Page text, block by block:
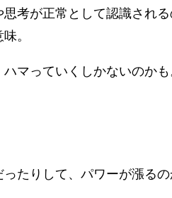
考が正常として認識される
。
マっていくしかないのかも
たりして、パワーが漲るの